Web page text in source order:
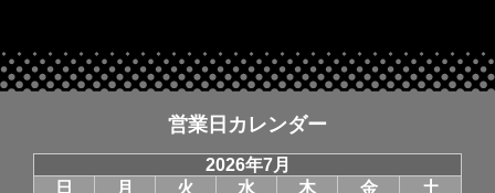
営業日カレンダー